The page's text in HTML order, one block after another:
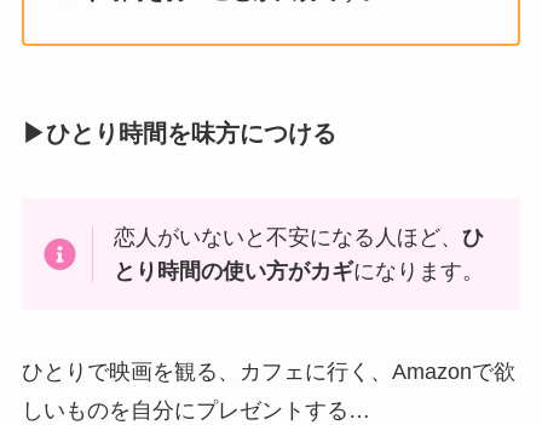
▶ひとり時間を味方につける
恋人がいないと不安になる人ほど、ひ
とり時間の使い方がカギになります。
ひとりで映画を観る、カフェに行く、Amazonで欲
しいものを自分にプレゼントする…